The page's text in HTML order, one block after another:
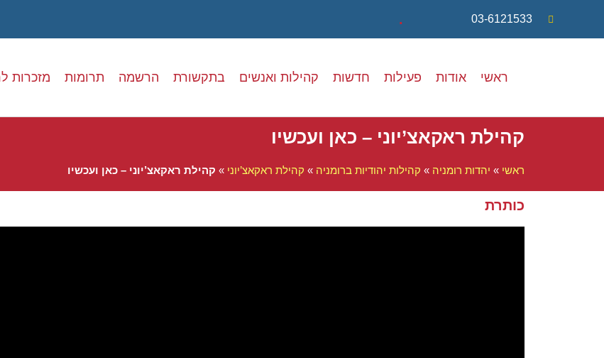
03-6121533
.
ראשי אודות פעילות חדשות קהילות ואנשים בתקשורת הרשמה תרומות מזכרות
קהילת ראקאצ’יוני – כאן ועכשיו
ראשי » יהדות רומניה » קהילות יהודיות ברומניה » קהילת ראקאצ’יוני » קהילת ראקאצ’יוני – כאן ועכשיו
כותרת